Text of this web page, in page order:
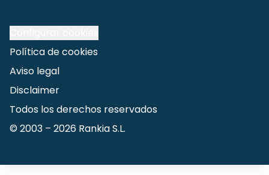
Política de cookies
Aviso legal
Disclaimer
Todos los derechos reservados
© 2003 – 2026 Rankia S.L.